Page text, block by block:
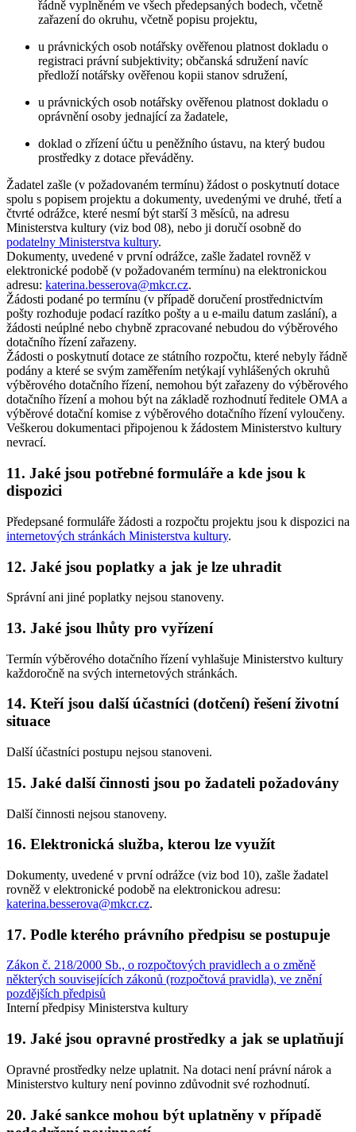
řádně vyplněném ve všech předepsaných bodech, včetně
zařazení do okruhu, včetně popisu projektu,
u právnických osob notářsky ověřenou platnost dokladu o
registraci právní subjektivity; občanská sdružení navíc
předloží notářsky ověřenou kopii stanov sdružení,
u právnických osob notářsky ověřenou platnost dokladu o
oprávnění osoby jednající za žadatele,
doklad o zřízení účtu u peněžního ústavu, na který budou
prostředky z dotace převáděny.
Žadatel zašle (v požadovaném termínu) žádost o poskytnutí dotace
spolu s popisem projektu a dokumenty, uvedenými ve druhé, třetí a
čtvrté odrážce, které nesmí být starší 3 měsíců, na adresu
Ministerstva kultury (viz bod 08), nebo ji doručí osobně do
podatelny Ministerstva kultury.
Dokumenty, uvedené v první odrážce, zašle žadatel rovněž v
elektronické podobě (v požadovaném termínu) na elektronickou
adresu: katerina.besserova@mkcr.cz.
Žádosti podané po termínu (v případě doručení prostřednictvím
pošty rozhoduje podací razítko pošty a u e-mailu datum zaslání), a
žádosti neúplné nebo chybně zpracované nebudou do výběrového
dotačního řízení zařazeny.
Žádosti o poskytnutí dotace ze státního rozpočtu, které nebyly řádně
podány a které se svým zaměřením netýkají vyhlášených okruhů
výběrového dotačního řízení, nemohou být zařazeny do výběrového
dotačního řízení a mohou být na základě rozhodnutí ředitele OMA a
výběrové dotační komise z výběrového dotačního řízení vyloučeny.
Veškerou dokumentaci připojenou k žádostem Ministerstvo kultury
nevrací.
11. Jaké jsou potřebné formuláře a kde jsou k
dispozici
Předepsané formuláře žádosti a rozpočtu projektu jsou k dispozici na
internetových stránkách Ministerstva kultury.
12. Jaké jsou poplatky a jak je lze uhradit
Správní ani jiné poplatky nejsou stanoveny.
13. Jaké jsou lhůty pro vyřízení
Termín výběrového dotačního řízení vyhlašuje Ministerstvo kultury
každoročně na svých internetových stránkách.
14. Kteří jsou další účastníci (dotčení) řešení životní
situace
Další účastníci postupu nejsou stanoveni.
15. Jaké další činnosti jsou po žadateli požadovány
Další činnosti nejsou stanoveny.
16. Elektronická služba, kterou lze využít
Dokumenty, uvedené v první odrážce (viz bod 10), zašle žadatel
rovněž v elektronické podobě na elektronickou adresu:
katerina.besserova@mkcr.cz.
17. Podle kterého právního předpisu se postupuje
Zákon č. 218/2000 Sb., o rozpočtových pravidlech a o změně
některých souvisejících zákonů (rozpočtová pravidla), ve znění
pozdějších předpisů
Interní předpisy Ministerstva kultury
19. Jaké jsou opravné prostředky a jak se uplatňují
Opravné prostředky nelze uplatnit. Na dotaci není právní nárok a
Ministerstvo kultury není povinno zdůvodnit své rozhodnutí.
20. Jaké sankce mohou být uplatněny v případě